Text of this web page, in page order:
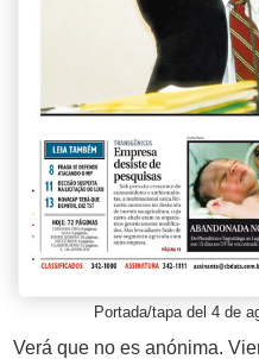
Portada/tapa del 4 de
Verá que no es anónima.